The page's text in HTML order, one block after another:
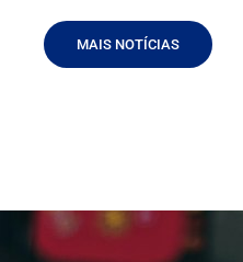
MAIS NOTÍCIAS